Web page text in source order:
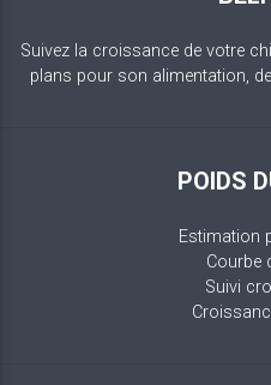
Suivez la croissance de votre
plans pour son alimentation,
POIDS
Estimation
Courbe
Suivi